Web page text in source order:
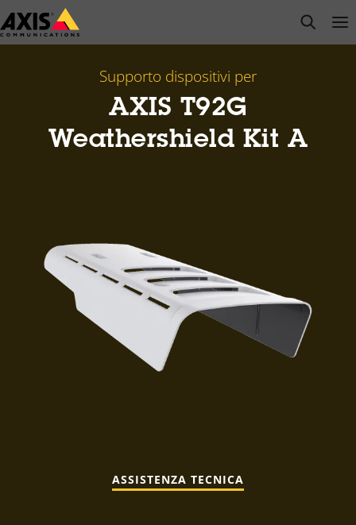
Salta
al
open
Supporto dispositivi per
AXIS T92G
Weathershield Kit A
ASSISTENZA TECNICA